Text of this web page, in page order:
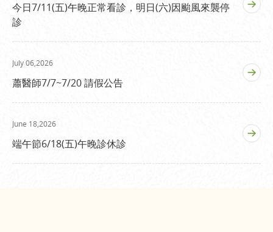
今日7/11(五)午晚正常看診，明日(六)因颱風來襲停
診
July 06,2026
蕭醫師7/7~7/20 請假公告
June 18,2026
端午節6/18(五)午晚診休診